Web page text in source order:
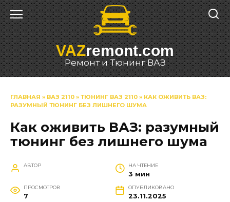
Перейти
к
содержанию
VAZremont.com
Ремонт и Тюнинг ВАЗ
ГЛАВНАЯ » ВАЗ 2110 » ТЮНИНГ ВАЗ 2110 » КАК ОЖИВИТЬ ВАЗ:
РАЗУМНЫЙ ТЮНИНГ БЕЗ ЛИШНЕГО ШУМА
Как оживить ВАЗ: разумный
тюнинг без лишнего шума
АВТОР НА ЧТЕНИЕ
3 мин
ПРОСМОТРОВ
7
ОПУБЛИКОВАНО
23.11.2025